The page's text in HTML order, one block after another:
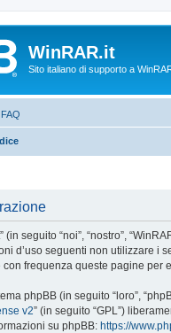
WinRAR.it
Sito italiano di supporto a
FAQ
(in seguito “noi”, “nostro”,
d’uso seguenti non utilizzare i
frequenza queste pagine per
phpBB (in seguito “loro”,
v2” (in seguito “GPL”)
su phpBB: https://